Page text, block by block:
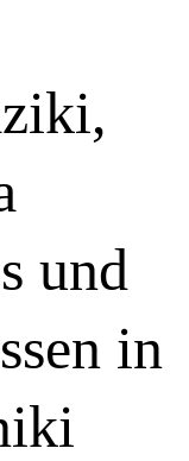
und
in